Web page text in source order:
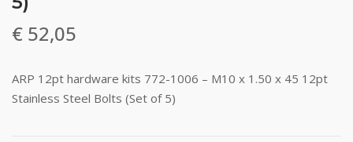
€ 52,05
ARP 12pt hardware kits 772-1006 – M10 x 1.50 x 45 12pt
Stainless Steel Bolts (Set of 5)